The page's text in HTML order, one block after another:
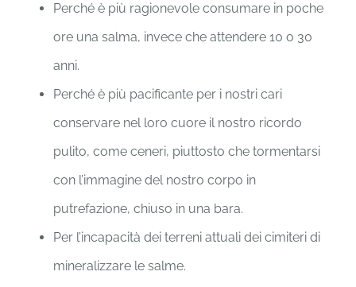
Perché è più ragionevole consumare in poche
ore una salma, invece che attendere 10 o 30
anni.
Perché è più pacificante per i nostri cari
conservare nel loro cuore il nostro ricordo
pulito, come ceneri, piuttosto che tormentarsi
con l’immagine del nostro corpo in
putrefazione, chiuso in una bara.
Per l’incapacità dei terreni attuali dei cimiteri di
mineralizzare le salme.